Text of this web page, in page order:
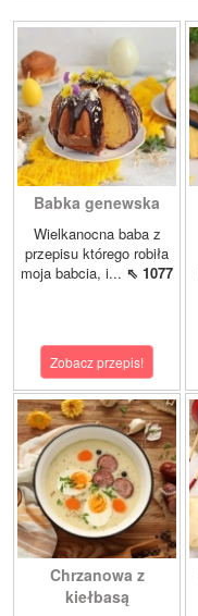
Babka genewska
Wielkanocna baba z
przepisu którego robiła
moja babcia, i... ⇖ 1077
Zobacz przepis!
Chrzanowa z
kiełbasą